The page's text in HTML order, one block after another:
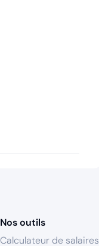
Nos outils
Calculateur de salaires